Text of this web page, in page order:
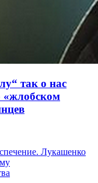
так о нас